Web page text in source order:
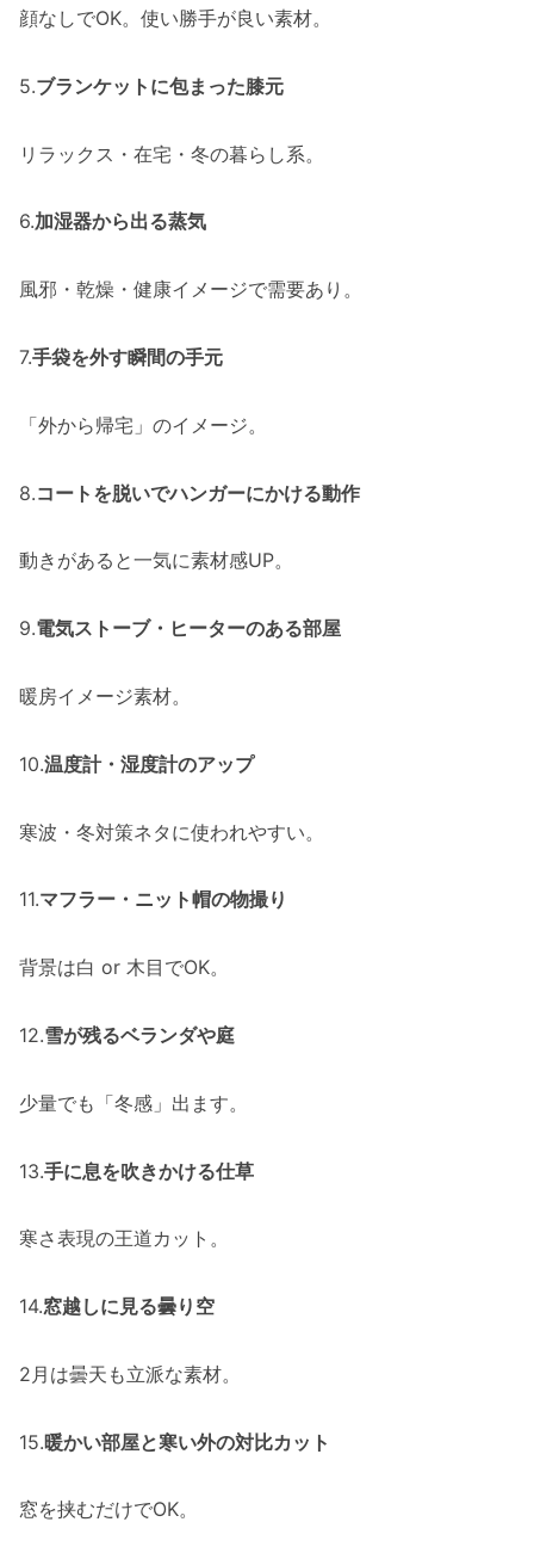
顔なしでOK。使い勝手が良い素材。
5.ブランケットに包まった膝元
リラックス・在宅・冬の暮らし系。
6.加湿器から出る蒸気
風邪・乾燥・健康イメージで需要あり。
7.手袋を外す瞬間の手元
「外から帰宅」のイメージ。
8.コートを脱いでハンガーにかける動作
動きがあると一気に素材感UP。
9.電気ストーブ・ヒーターのある部屋
暖房イメージ素材。
10.温度計・湿度計のアップ
寒波・冬対策ネタに使われやすい。
11.マフラー・ニット帽の物撮り
背景は白 or 木目でOK。
12.雪が残るベランダや庭
少量でも「冬感」出ます。
13.手に息を吹きかける仕草
寒さ表現の王道カット。
14.窓越しに見る曇り空
2月は曇天も立派な素材。
15.暖かい部屋と寒い外の対比カット
窓を挟むだけでOK。